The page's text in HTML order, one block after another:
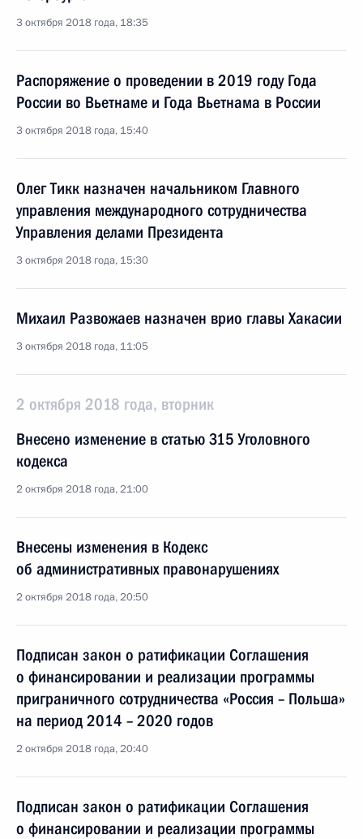
3 октября 2018 года, 18:35
Распоряжение о проведении в 2019 году Года
России во Вьетнаме и Года Вьетнама в России
3 октября 2018 года, 15:40
Олег Тикк назначен начальником Главного
управления международного сотрудничества
Управления делами Президента
3 октября 2018 года, 15:30
Михаил Развожаев назначен врио главы Хакасии
3 октября 2018 года, 11:05
2 октября 2018 года, вторник
Внесено изменение в статью 315 Уголовного
кодекса
2 октября 2018 года, 21:00
Внесены изменения в Кодекс
об административных правонарушениях
2 октября 2018 года, 20:50
Подписан закон о ратификации Соглашения
о финансировании и реализации программы
приграничного сотрудничества «Россия – Польша»
на период 2014 – 2020 годов
2 октября 2018 года, 20:40
Подписан закон о ратификации Соглашения
о финансировании и реализации программы